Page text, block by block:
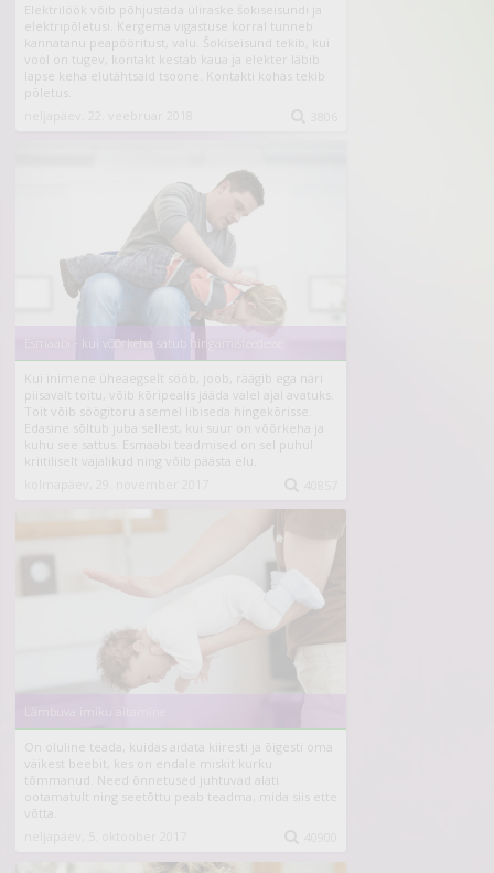
Elektrilöök võib põhjustada üliraske šokiseisundi ja
elektripõletusi. Kergema vigastuse korral tunneb
kannatanu peapööritust, valu. Šokiseisund tekib, kui
vool on tugev, kontakt kestab kaua ja elekter läbib
lapse keha elutähtsaid tsoone. Kontakti kohas tekib
põletus.
Esmaabi - kui võõrkeha satub hingamisteedesse
Kui inimene üheaegselt sööb, joob, räägib ega näri
piisavalt toitu, võib kõripealis jääda valel ajal avatuks.
Toit võib söögitoru asemel libiseda hingekõrisse.
Edasine sõltub juba sellest, kui suur on võõrkeha ja
kuhu see sattus. Esmaabi teadmised on sel puhul
kriitiliselt vajalikud ning võib päästa elu.
Lämbuva imiku aitamine
On oluline teada, kuidas aidata kiiresti ja õigesti oma
väikest beebit, kes on endale miskit kurku
tõmmanud. Need õnnetused juhtuvad alati
ootamatult ning seetõttu peab teadma, mida siis ette
võtta.